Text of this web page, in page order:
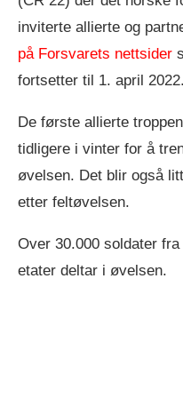
inviterte allierte og
på Forsvarets nettsider
fortsetter til 1. april 2022.
De første allierte
tidligere i vinter for å
øvelsen. Det blir også
etter feltøvelsen.
Over 30.000 soldater
etater deltar i øvelsen.